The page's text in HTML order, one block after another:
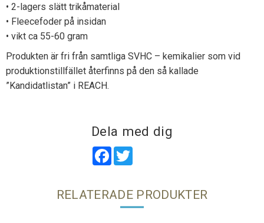
• 2-lagers slätt trikåmaterial
• Fleecefoder på insidan
• vikt ca 55-60 gram
Produkten är fri från samtliga SVHC – kemikalier som vid
produktionstillfället återfinns på den så kallade
”Kandidatlistan” i REACH.
Dela med dig
Facebook
RELATERADE PRODUKTER